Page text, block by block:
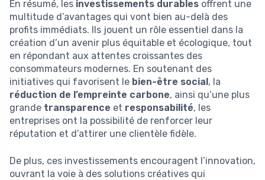
En résumé, les investissements durables offrent une
multitude d’avantages qui vont bien au-delà des
profits immédiats. Ils jouent un rôle essentiel dans la
création d’un avenir plus équitable et écologique, tout
en répondant aux attentes croissantes des
consommateurs modernes. En soutenant des
initiatives qui favorisent le bien-être social, la
réduction de l’empreinte carbone, ainsi qu’une plus
grande transparence et responsabilité, les
entreprises ont la possibilité de renforcer leur
réputation et d’attirer une clientèle fidèle.
De plus, ces investissements encouragent l’innovation,
ouvrant la voie à des solutions créatives qui